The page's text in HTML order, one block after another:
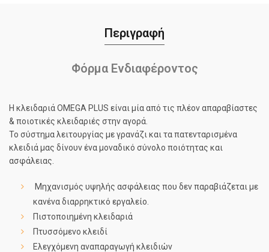
Περιγραφή
Φόρμα Ενδιαφέροντος
Η κλειδαριά OMEGA PLUS είναι μία από τις πλέον απαραβίαστες
& ποιοτικές κλειδαριές στην αγορά.
Το σύστημα λειτουργίας με γρανάζι και τα πατενταρισμένα
κλειδιά μας δίνουν ένα μοναδικό σύνολο ποιότητας και
ασφάλειας.
Μηχανισμός υψηλής ασφάλειας που δεν παραβιάζεται με
κανένα διαρρηκτικό εργαλείο.
Πιστοποιημένη κλειδαριά
Πτυσσόμενο κλειδί
Ελεγχόμενη αναπαραγωγή κλειδιών